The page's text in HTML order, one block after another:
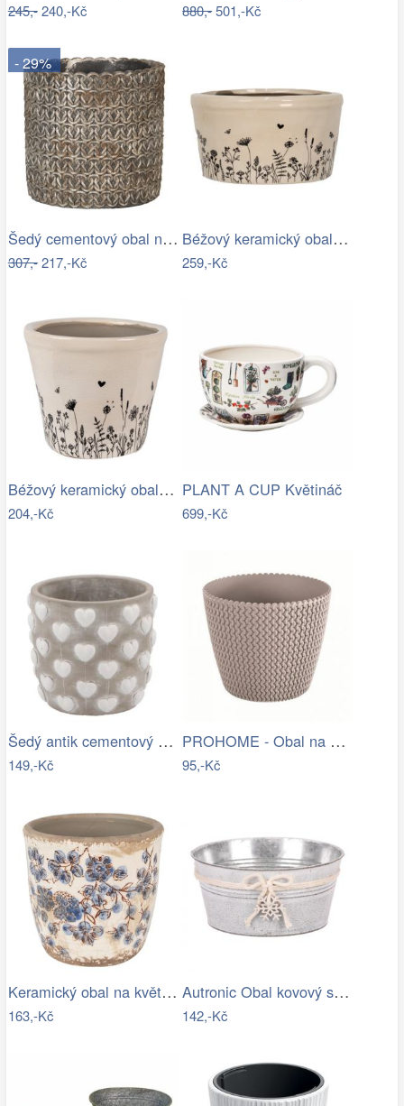
245,-240,-Kč 880,-501,-Kč
- 29%
Šedý cementový obal na květináč s…
307,-217,-Kč
Béžový keramický obal na květináč s…
259,-Kč
Béžový keramický obal na květináč s…
204,-Kč
PLANT A CUP Květináč
699,-Kč
Šedý antik cementový obal na květináč…
149,-Kč
PROHOME - Obal na květináč SPLOFY 16cm…
95,-Kč
Keramický obal na květináč s modrými…
163,-Kč
Autronic Obal kovový s dřevěnou vločkou…
142,-Kč